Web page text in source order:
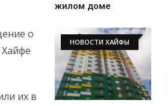
о
их в
жилом доме
НОВОСТИ ХАЙФЫ